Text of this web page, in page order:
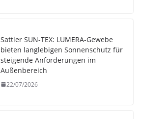
Sattler SUN-TEX: LUMERA-Gewebe
bieten langlebigen Sonnenschutz für
steigende Anforderungen im
Außenbereich
22/07/2026